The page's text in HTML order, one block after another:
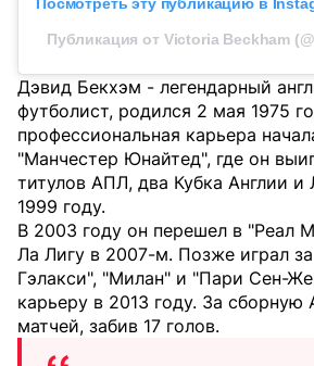
Публикация от Victoria Beckham
Дэвид Бекхэм - легендарный
футболист, родился 2 мая 1975
профессиональная карьера
"Манчестер Юнайтед", где он
титулов АПЛ, два Кубка Англии и
1999 году.
В 2003 году он перешел в "Реал
Ла Лигу в 2007-м. Позже играл
Гэлакси", "Милан" и "Пари Сен-
карьеру в 2013 году. За сборную
матчей, забив 17 голов.